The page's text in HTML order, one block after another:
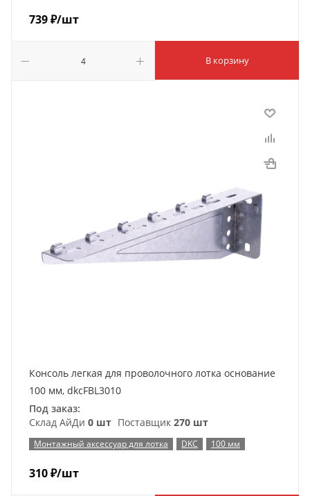
739₽/шт
В корзину
Консоль легкая для проволочного лотка основание
100 мм, dkcFBL3010
Под заказ:
Склад АйДи 0 шт Поставщик 270 шт
Монтажный аксессуар для лотка DKC 100 мм
310₽/шт